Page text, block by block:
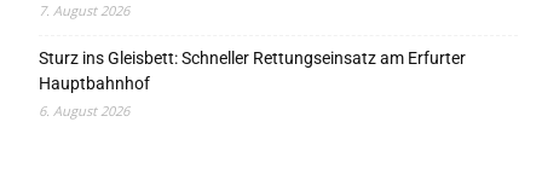
7. August 2026
Sturz ins Gleisbett: Schneller Rettungseinsatz am Erfurter
Hauptbahnhof
6. August 2026